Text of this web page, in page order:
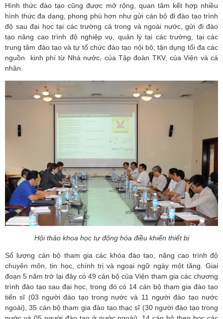
Hình thức đào tạo cũng được mở rộng, quan tâm kết hợp nhiều
hình thức đa dạng, phong phú hơn như gửi cán bộ đi đào tạo trình
độ sau đại học tại các trường cả trong và ngoài nước, gửi đi đào
tạo nâng cao trình độ nghiệp vụ, quản lý tại các trường, tại các
trung tâm đào tạo và tự tổ chức đào tạo nội bộ; tận dụng tối đa các
nguồn kinh phí từ Nhà nước, của Tập đoàn TKV, của Viện và cá
nhân.
Hội thảo khoa học tự động hóa điều khiển thiết bị
Số lượng cán bộ tham gia các khóa đào tạo, nâng cao trình độ
chuyên môn, tin học, chính trị và ngoại ngữ ngày một tăng. Giai
đoạn 5 năm trở lại đây có 49 cán bộ của Viện tham gia các chương
trình đào tạo sau đại học, trong đó có 14 cán bộ tham gia đào tạo
tiến sĩ (03 người đào tạo trong nước và 11 người đào tạo nước
ngoài), 35 cán bộ tham gia đào tạo thạc sĩ (30 người đào tạo trong